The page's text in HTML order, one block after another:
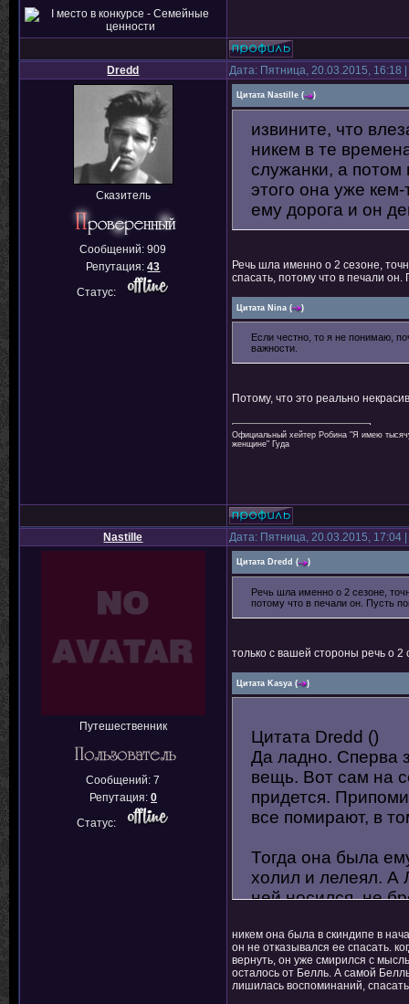
Dredd Дата: Пятница, 20.03.2015,
Сказитель
Сообщений:909
Репутация:43
Статус:
Цитата Nastille ( )
извините, что
никем в те
служанки, а потом
этого она уже
ему дорога и он
Речь шла именно о 2 сезоне,
спасать, потому что в печали
Цитата Nina ( )
Если честно, то я не понимаю,
важности.
Потому, что это реально
Официальный хейтер Робина "Я имею
женщине" Гуда
Nastille Дата: Пятница, 20.03.2015,
Путешественник
Сообщений:7
Репутация: 0
Статус:
Цитата Dredd ( )
Речь шла именно о 2 сезоне,
потому что в печали он. Пусть
только с вашей стороны речь о 2
Цитата Kasya ( )
Цитата Dredd ()
Да ладно. Сперва
вещь. Вот сам на
придется.
все помирают, в
Тогда она была
холил и лелеял. А
ней носился, не
никем она была в скиндипе в
он не отказывался ее спасать.
вернуть, он уже смирился с
осталось от Белль. А самой
лишилась воспоминаний,